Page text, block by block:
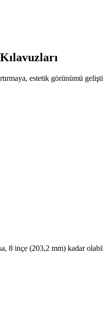
estetik görünümü
8 inçe (203,2 mm) kadar